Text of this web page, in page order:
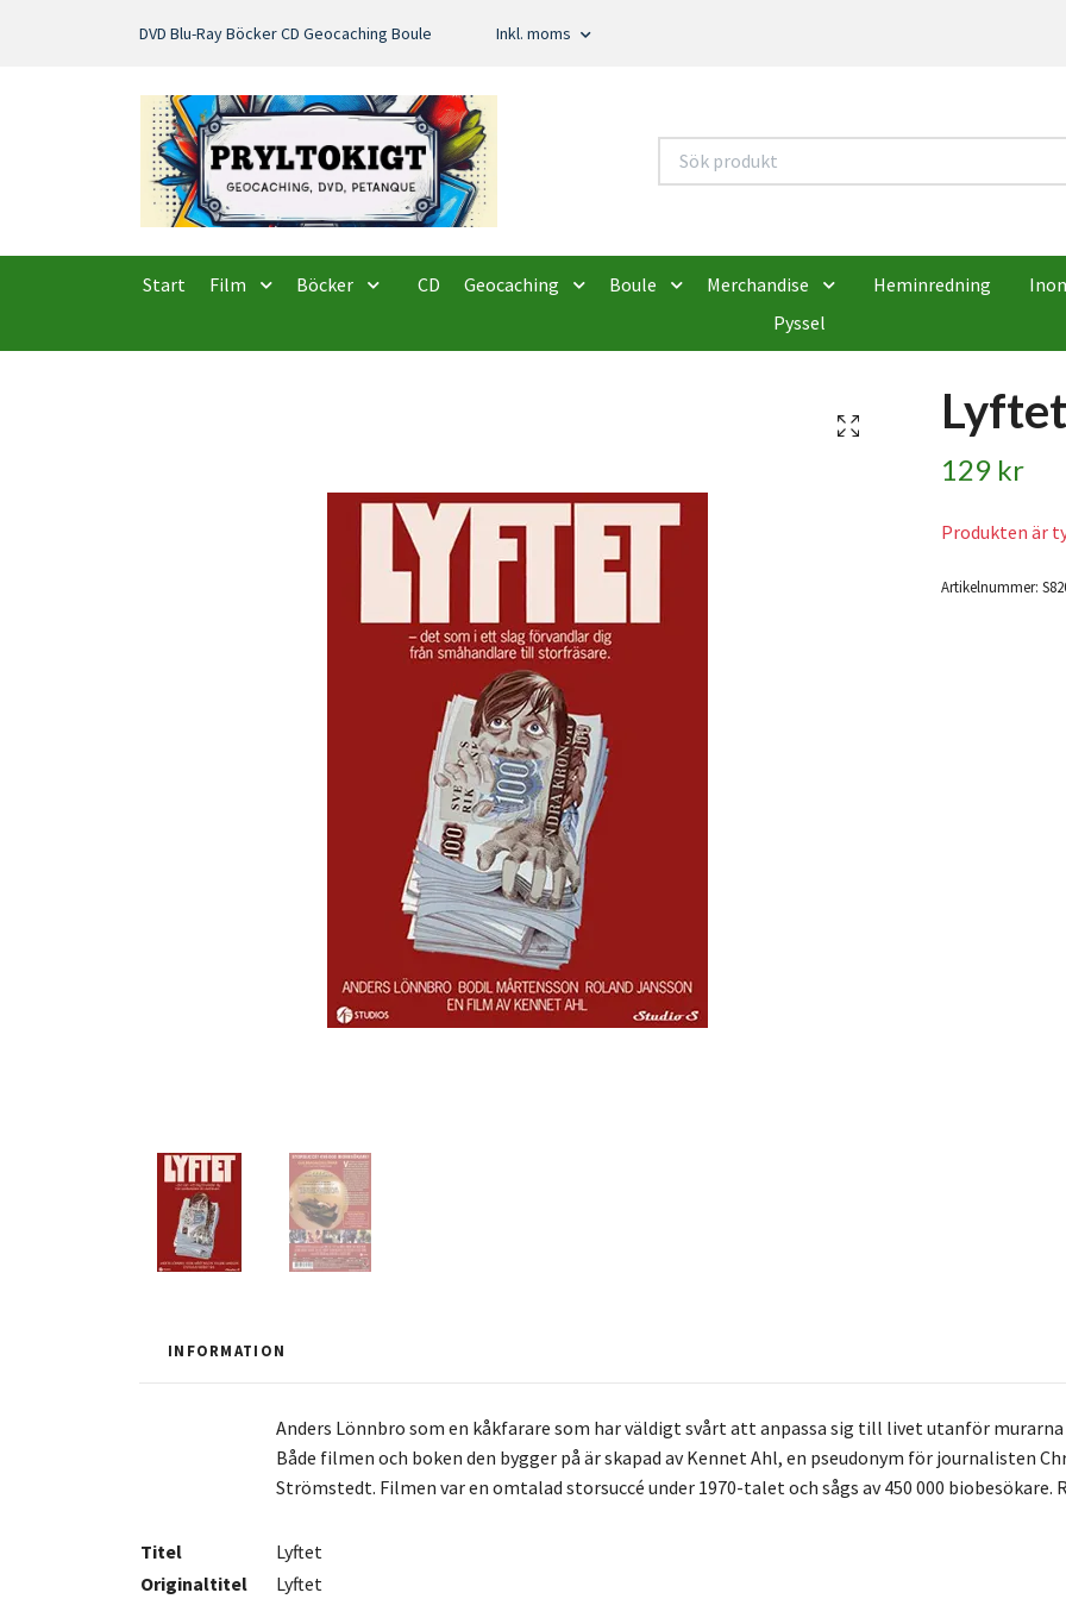
DVD Blu-Ray Böcker CD Geocaching Boule Inkl. moms
Start Film Böcker CD Geocaching Boule Merchandise Heminredning
Pyssel
129 kr
Produkten är
Artikelnummer:
INFORMATION
Anders Lönnbro som en kåkfarare som har väldigt svårt att anpassa sig till livet utanför
Både filmen och boken den bygger på är skapad av Kennet Ahl, en pseudonym för journalisten
Strömstedt. Filmen var en omtalad storsuccé under 1970-talet och sågs av 450 000
Titel
Lyftet
Originaltitel
Lyftet